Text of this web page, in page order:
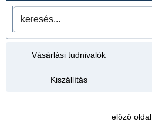
Vásárlási tudnivalók
Kiszállítás
előző oldal